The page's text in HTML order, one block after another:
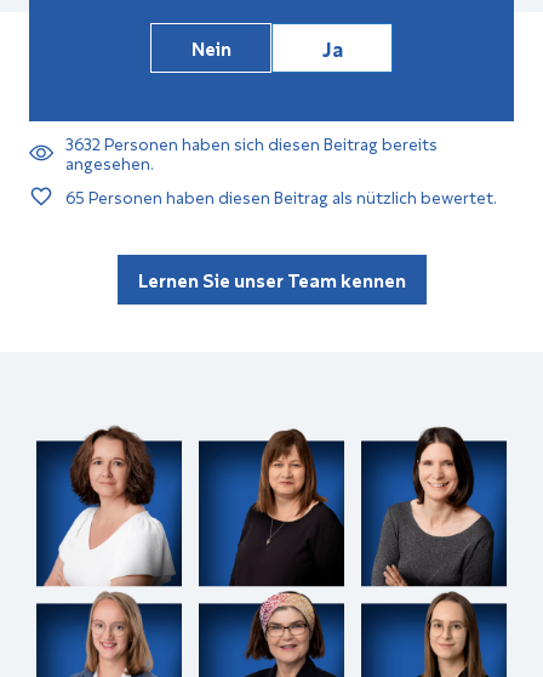
Nein Ja
3632Personen haben sich diesen Beitrag bereits
angesehen.
65Personen haben diesen Beitrag als nützlich bewertet.
Lernen Sie unser Team kennen